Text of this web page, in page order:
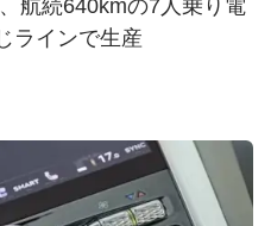
航続640kmの7人乗り電
ラインで生産